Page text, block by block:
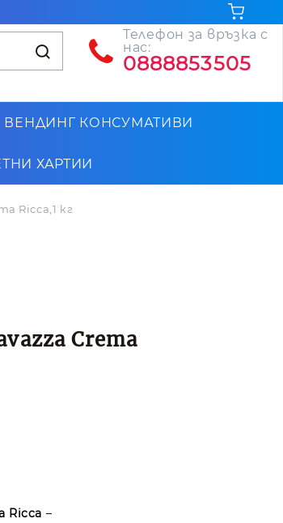
Телефон за връзка с
нас:
0888853505
ВЕНДИНГ КОНСУМАТИВИ
ХАРТИИ
Ricca,1 кг
Crema
Ricca –